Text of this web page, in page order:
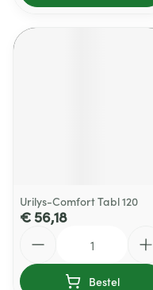
Urilys-Comfort Tabl 120
€ 56,18
Bestel